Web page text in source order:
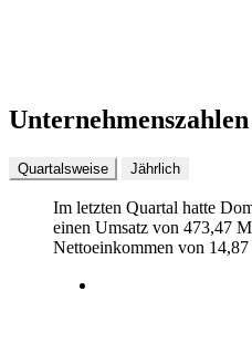
Unternehmenszahlen
Quartalsweise Jährlich
Im letzten Quartal hatte
einen Umsatz von 473,47
Nettoeinkommen von